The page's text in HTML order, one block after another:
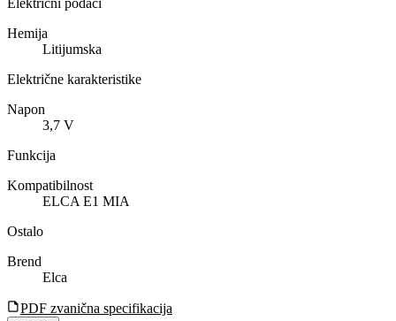
Hemija
Litijumska
Električne karakteristike
Napon
3,7 V
Funkcija
Kompatibilnost
ELCA E1 MIA
Ostalo
Brend
Elca
PDF zvanična specifikacija